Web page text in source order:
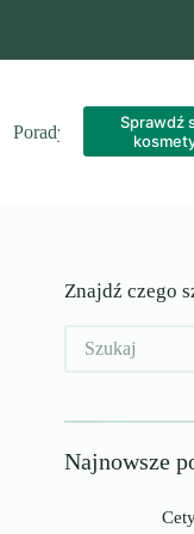
Porady Recenzje
Sprawdź
Znajdź czego
Brak
Najnowsze